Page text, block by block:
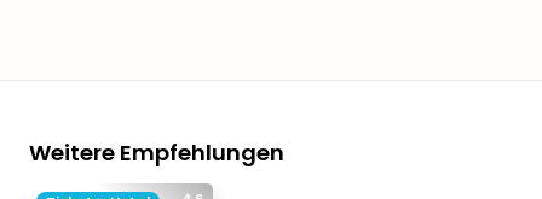
Weitere Empfehlungen